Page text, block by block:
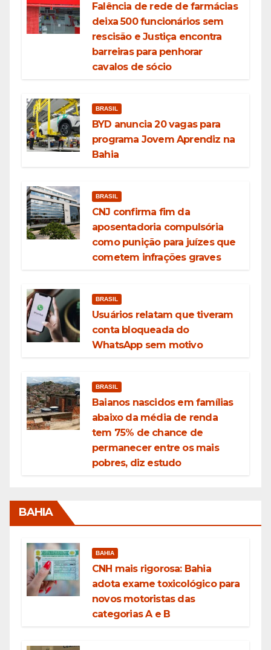
Falência de rede de farmácias
deixa 500 funcionários sem
rescisão e Justiça encontra
barreiras para penhorar
cavalos de sócio
BRASIL
BYD anuncia 20 vagas para
programa Jovem Aprendiz na
Bahia
BRASIL
CNJ confirma fim da
aposentadoria compulsória
como punição para juízes que
cometem infrações graves
BRASIL
Usuários relatam que tiveram
conta bloqueada do
WhatsApp sem motivo
BRASIL
Baianos nascidos em famílias
abaixo da média de renda
tem 75% de chance de
permanecer entre os mais
pobres, diz estudo
BAHIA
BAHIA
CNH mais rigorosa: Bahia
adota exame toxicológico para
novos motoristas das
categorias A e B